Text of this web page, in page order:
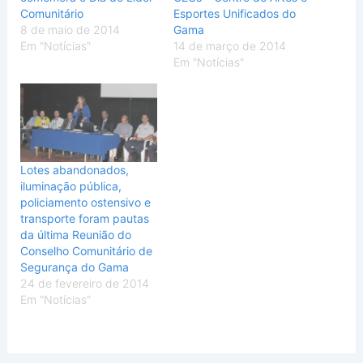
Comunitário
8 de maio de 2014
Em "Notícias"
Esportes Unificados do
Gama
14 de março de 2014
Em "Notícias"
Lotes abandonados,
iluminação pública,
policiamento ostensivo e
transporte foram pautas
da última Reunião do
Conselho Comunitário de
Segurança do Gama
24 de fevereiro de 2014
Em "Notícias"